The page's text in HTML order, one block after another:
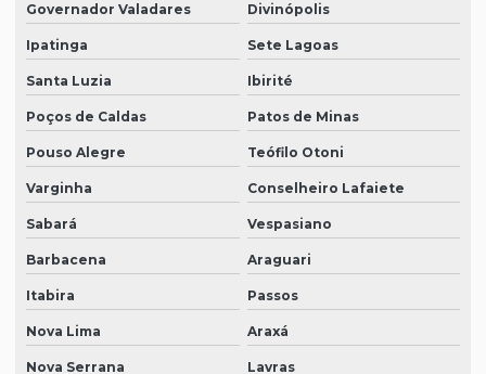
Governador Valadares Divinópolis
Ipatinga Sete Lagoas
Santa Luzia Ibirité
Poços de Caldas Patos de Minas
Pouso Alegre Teófilo Otoni
Varginha Conselheiro Lafaiete
Sabará Vespasiano
Barbacena Araguari
Itabira Passos
Nova Lima Araxá
Nova Serrana Lavras